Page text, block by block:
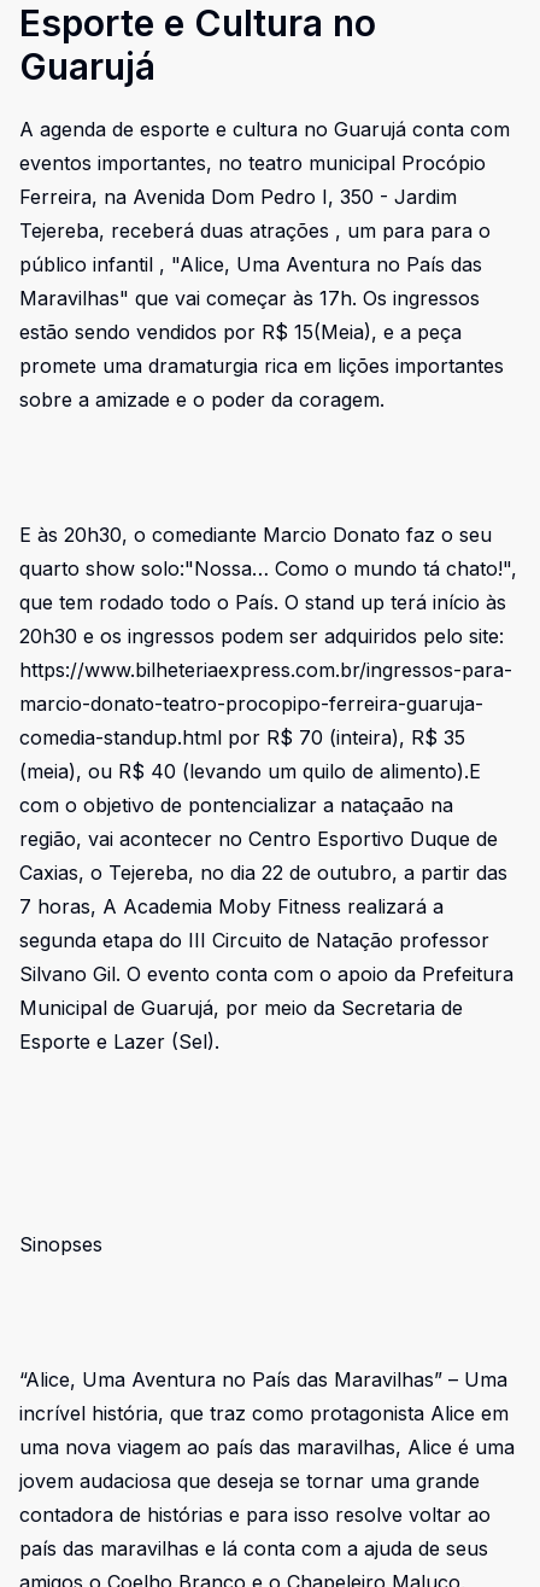
Esporte e Cultura no
Guarujá
A agenda de esporte e cultura no Guarujá conta com
eventos importantes, no teatro municipal Procópio
Ferreira, na Avenida Dom Pedro I, 350 - Jardim
Tejereba, receberá duas atrações , um para para o
público infantil , "Alice, Uma Aventura no País das
Maravilhas" que vai começar às 17h. Os ingressos
estão sendo vendidos por R$ 15(Meia), e a peça
promete uma dramaturgia rica em lições importantes
sobre a amizade e o poder da coragem.
E às 20h30, o comediante Marcio Donato faz o seu
quarto show solo:"Nossa… Como o mundo tá chato!",
que tem rodado todo o País. O stand up terá início às
20h30 e os ingressos podem ser adquiridos pelo site:
https://www.bilheteriaexpress.com.br/ingressos-para-
marcio-donato-teatro-procopipo-ferreira-guaruja-
comedia-standup.html por R$ 70 (inteira), R$ 35
(meia), ou R$ 40 (levando um quilo de alimento).E
com o objetivo de pontencializar a nataçaão na
região, vai acontecer no Centro Esportivo Duque de
Caxias, o Tejereba, no dia 22 de outubro, a partir das
7 horas, A Academia Moby Fitness realizará a
segunda etapa do III Circuito de Natação professor
Silvano Gil. O evento conta com o apoio da Prefeitura
Municipal de Guarujá, por meio da Secretaria de
Esporte e Lazer (Sel).
Sinopses
“Alice, Uma Aventura no País das Maravilhas” – Uma
incrível história, que traz como protagonista Alice em
uma nova viagem ao país das maravilhas, Alice é uma
jovem audaciosa que deseja se tornar uma grande
contadora de histórias e para isso resolve voltar ao
país das maravilhas e lá conta com a ajuda de seus
amigos o Coelho Branco e o Chapeleiro Maluco,